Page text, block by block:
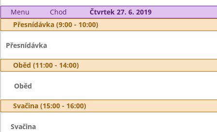
Menu Chod
Čtvrtek 27. 6. 2019
Přesnídávka (9:00 - 10:00)
Přesnídávka
Oběd (11:00 - 14:00)
Oběd
Svačina (15:00 - 16:00)
Svačina